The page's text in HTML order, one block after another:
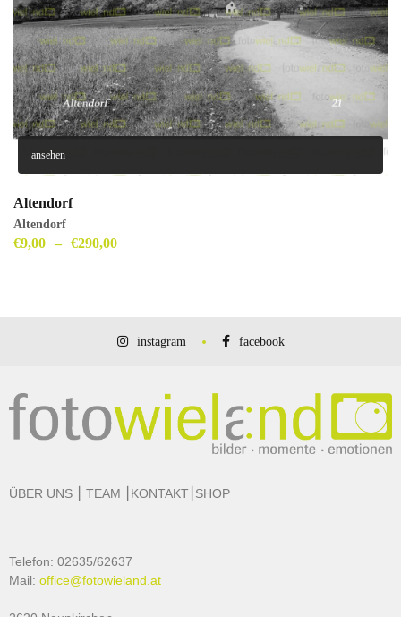
ansehen
Altendorf
Altendorf
€9,00 – €290,00
instagram facebook
ÜBER UNS TEAM KONTAKT SHOP
Telefon: 02635/62637
Mail: office@fotowieland.at